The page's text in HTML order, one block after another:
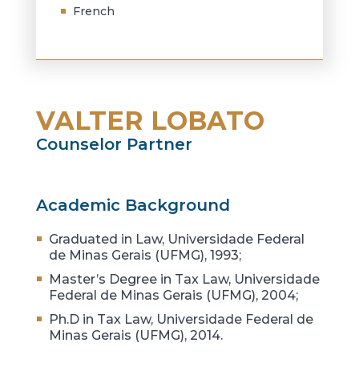
French
VALTER LOBATO
Counselor Partner
Academic Background
Graduated in Law, Universidade Federal
de Minas Gerais (UFMG), 1993;
Master’s Degree in Tax Law, Universidade
Federal de Minas Gerais (UFMG), 2004;
Ph.D in Tax Law, Universidade Federal de
Minas Gerais (UFMG), 2014.